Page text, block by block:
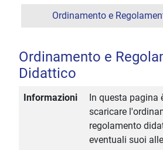
Ordinamento e
Ordinamento e
Didattico
Informazioni
In questa pagina
scaricare
regolamento
eventuali suoi